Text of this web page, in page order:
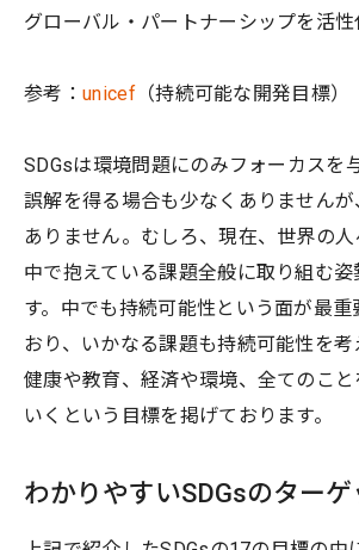
グローバル・パートナーシップを活性
参考： unicef（持続可能な開発目標）
SDGsは環境問題にのみフォーカスを
誤解を得る場合も少なくありません
ありません。むしろ、現在、世界の人
中で抱えている課題全般に取り組む姿
す。中でも持続可能性という面が最重
おり、いかなる課題も持続可能性を
健康や教育、経済や環境、全てのこ
いくという目標を掲げております。
わかりやすいSDGsのターゲ